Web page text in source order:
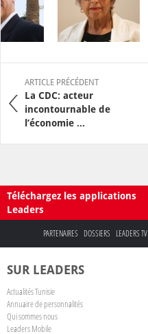
ARTICLE PRÉCÉDENT
La CDC: acteur
incontournable de
l’économie ...
Téléchargez les applications
Leaders
PARTENAIRES DOSSIERS LEADERS TV
SUR LEADERS
Actualités Tunisie
Annuaire de personnalités
Qui sommes nous
Leaders Mobile